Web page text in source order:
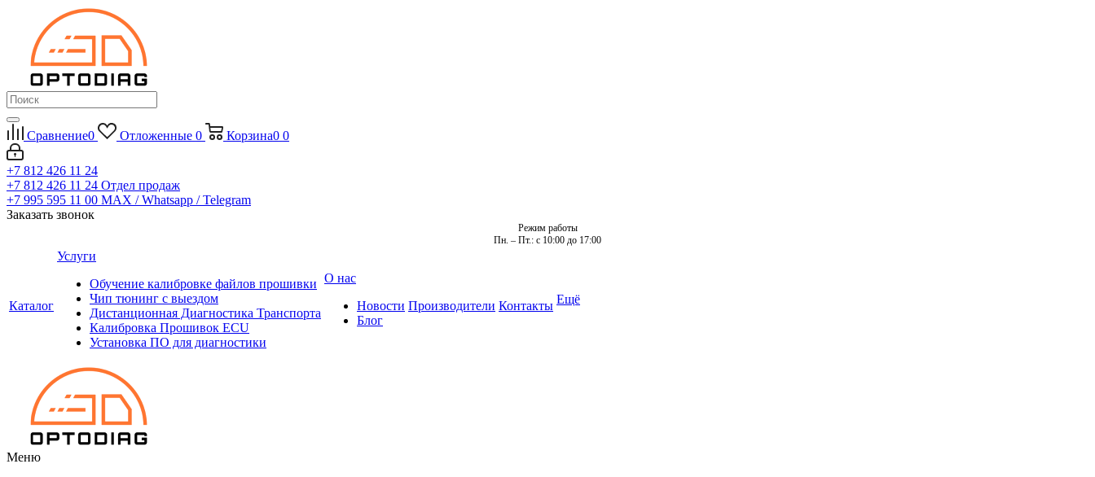
Сравнение0 Отложенные 0 Корзина0 0
+7 812 426 11 24
+7 812 426 11 24 Отдел продаж
+7 995 595 11 00 MAX / Whatsapp / Telegram
Заказать звонок
Режим работы
Пн. – Пт.: с 10:00 до 17:00
Каталог
Услуги
Обучение калибровке файлов прошивки
Чип тюнинг с выездом
Дистанционная Диагностика Транспорта
Калибровка Прошивок ECU
Установка ПО для диагностики
О нас
Новости
Блог
Производители Контакты Ещё
Меню